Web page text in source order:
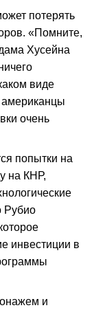
потерять
«Помните,
Хусейна
виде
американцы
очень
попытки на
на КНР,
Рубио
инвестиции в
и